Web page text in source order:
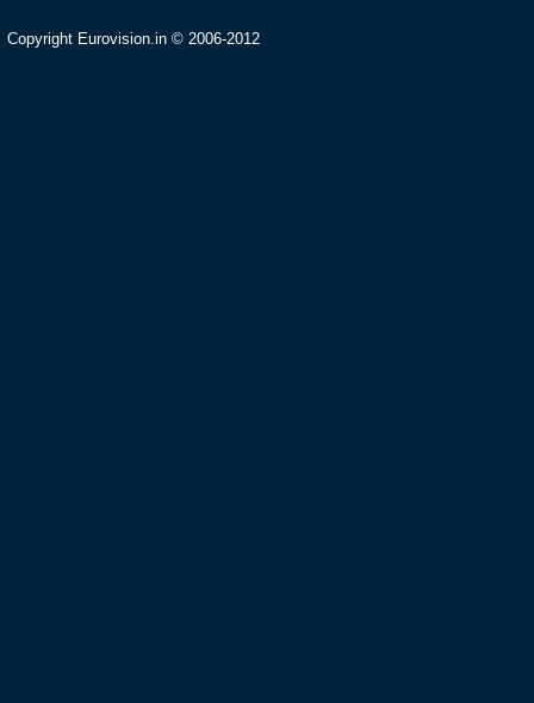
Copyright Eurovision.in © 2006-2012